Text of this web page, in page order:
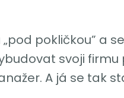
pokličkou” a
svoji firmu
A já se tak